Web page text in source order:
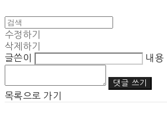
수정하기
삭제하기
글쓴이
내용
댓글 쓰기
목록으로 가기